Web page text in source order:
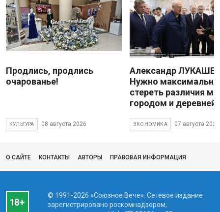
Продлись, продлись
очарованье!
КУЛЬТУРА 08 августа 2026
Александр
Нужно максимально
стереть различия
городом и деревней
ЭКОНОМИКА 07 августа 2026
О САЙТЕ КОНТАКТЫ АВТОРЫ ПРАВОВАЯ ИНФОРМАЦИЯ
© 1991-2026 «Союзное Вече». Сетевое издание
зарегистрировано роскомнадзором,